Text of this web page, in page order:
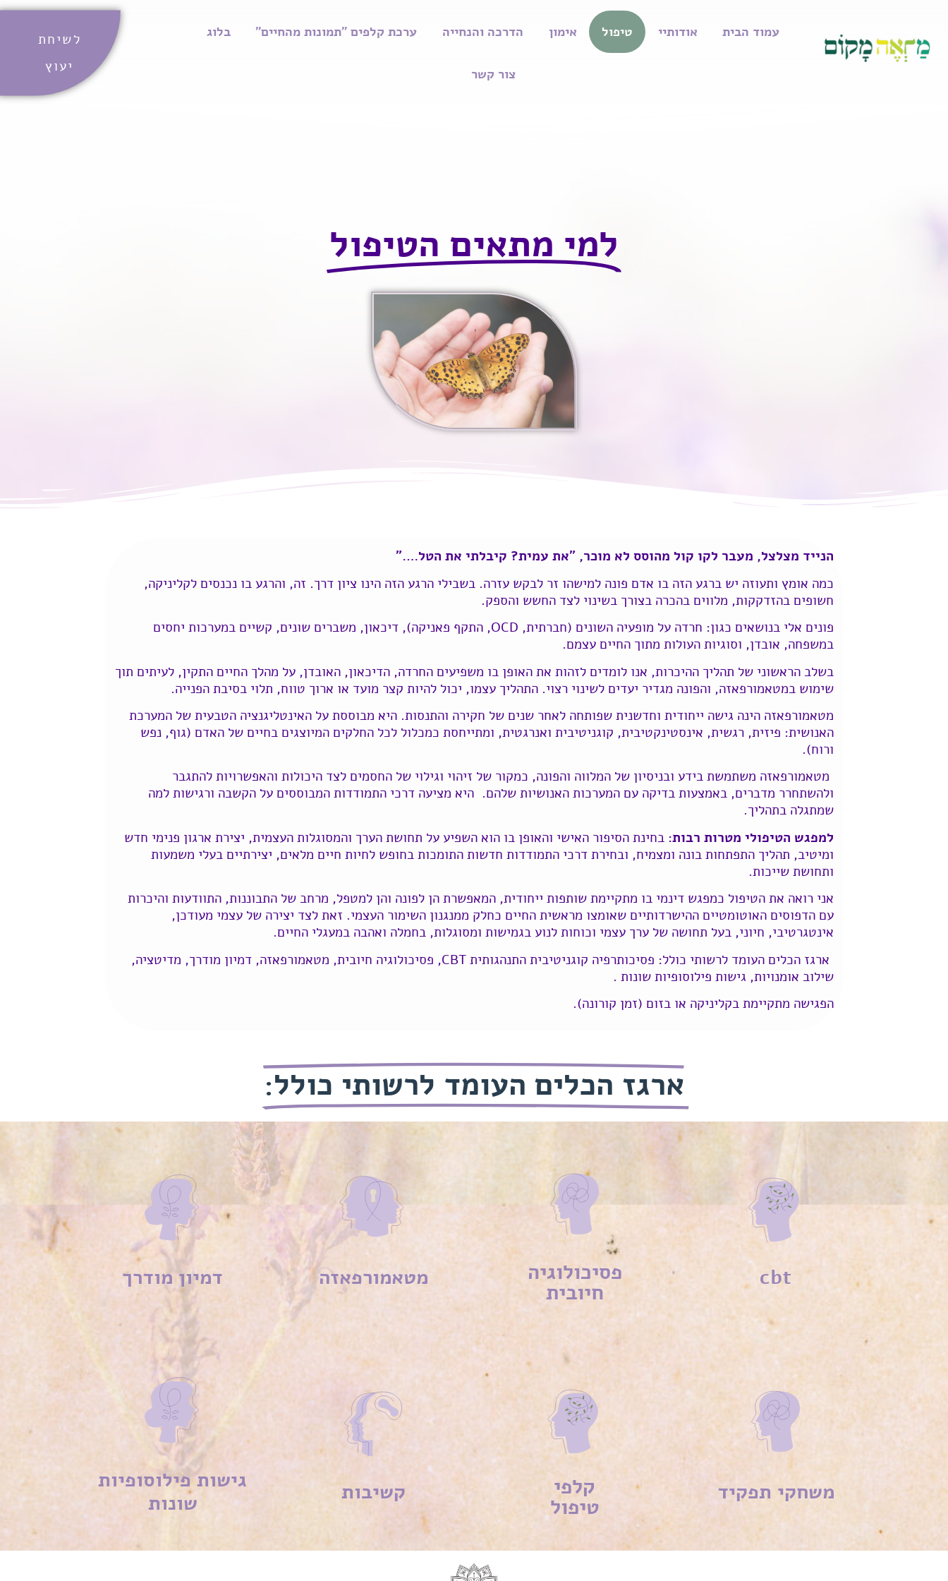
עמוד הבית אודותיי טיפול אימון הדרכה והנחייה ערכת קלפים "תמונות מהחיים" בלוג
צור קשר
לשיחת
יעוץ
למי מתאים הטיפול
הנייד מצלצל, מעבר לקו קול מהוסס לא מוכר, "את עמית? קיבלתי את הטל…."
כמה אומץ ותעוזה יש ברגע הזה בו אדם פונה למישהו זר לבקש עזרה. בשבילי הרגע הזה הינו ציון דרך. זה, והרגע בו נכנסים לקליניקה,
חשופים בהזדקקות, מלווים בהכרה בצורך בשינוי לצד החשש והספק.
פונים אלי בנושאים כגון: חרדה על מופעיה השונים (חברתית, OCD, התקף פאניקה), דיכאון, משברים שונים, קשיים במערכות יחסים
במשפחה, אובדן, וסוגיות העולות מתוך החיים עצמם.
בשלב הראשוני של תהליך ההיכרות, אנו לומדים לזהות את האופן בו משפיעים החרדה, הדיכאון, האובדן, על מהלך החיים התקין, לעיתים תוך
שימוש במטאמורפאזה, והפונה מגדיר יעדים לשינוי רצוי. התהליך עצמו, יכול להיות קצר מועד או ארוך טווח, תלוי בסיבת הפנייה.
מטאמורפאזה הינה גישה ייחודית וחדשנית שפותחה לאחר שנים של חקירה והתנסות. היא מבוססת על האינטליגנציה הטבעית של המערכת
האנושית: פיזית, רגשית, אינסטינקטיבית, קוגניטיבית ואנרגטית, ומתייחסת כמכלול לכל החלקים המיוצגים בחיים של האדם (גוף, נפש
ורוח).
מטאמורפאזה משתמשת בידע ובניסיון של המלווה והפונה, כמקור של זיהוי וגילוי של החסמים לצד היכולות והאפשרויות להתגבר
ולהשתחרר מדברים, באמצעות בדיקה עם המערכות האנושיות שלהם. היא מציעה דרכי התמודדות המבוססים על הקשבה ורגישות למה
שמתגלה בתהליך.
למפגש הטיפולי מטרות רבות: בחינת הסיפור האישי והאופן בו הוא השפיע על תחושת הערך והמסוגלות העצמית, יצירת ארגון פנימי חדש
ומיטיב, תהליך התפתחות בונה ומצמיח, ובחירת דרכי התמודדות חדשות התומכות בחופש לחיות חיים מלאים, יצירתיים בעלי משמעות
ותחושת שייכות.
אני רואה את הטיפול כמפגש דינמי בו מתקיימת שותפות ייחודית, המאפשרת הן לפונה והן למטפל, מרחב של התבוננות, התוודעות והיכרות
עם הדפוסים האוטומטיים ההישרדותיים שאומצו מראשית החיים כחלק ממנגנון השימור העצמי. זאת לצד יצירה של עצמי מעודכן,
אינטגרטיבי, חיוני, בעל תחושה של ערך עצמי וכוחות לנוע בגמישות ומסוגלות, בחמלה ואהבה במעגלי החיים.
ארגז הכלים העומד לרשותי כולל: פסיכותרפיה קוגניטיבית התנהגותית CBT, פסיכולוגיה חיובית, מטאמורפאזה, דמיון מודרך, מדיטציה,
שילוב אומנויות, גישות פילוסופיות שונות .
הפגישה מתקיימת בקליניקה או בזום (זמן קורונה).
ארגז הכלים העומד לרשותי כולל:
cbt פסיכולוגיה
חיובית
מטאמורפאזה דמיון מודרך
משחקי תפקיד קלפי
טיפול
קשיבות
גישות פילוסופיות
שונות